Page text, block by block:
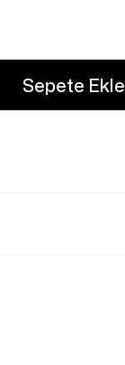
Sepete Ekle